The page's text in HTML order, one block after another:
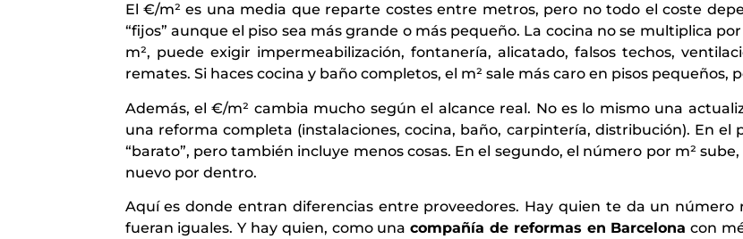
El €/m² es una media que reparte costes entre metros, pero no todo el coste
“fijos” aunque el piso sea más grande o más pequeño. La cocina no se multiplica
m², puede exigir impermeabilización, fontanería, alicatado, falsos techos,
remates. Si haces cocina y baño completos, el m² sale más caro en pisos pequeños,
Además, el €/m² cambia mucho según el alcance real. No es lo mismo una
una reforma completa (instalaciones, cocina, baño, carpintería, distribución). En
“barato”, pero también incluye menos cosas. En el segundo, el número por m²
nuevo por dentro.
Aquí es donde entran diferencias entre proveedores. Hay quien te da un número
fueran iguales. Y hay quien, como unacompañía de reformas en Barcelona con